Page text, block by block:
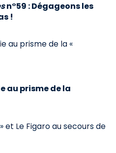
n°59 : Dégageons les
!
au prisme de la